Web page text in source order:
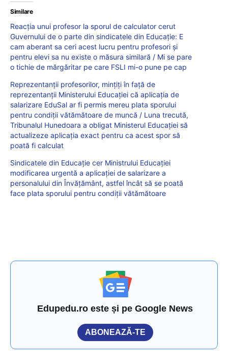
Similare
Reacția unui profesor la sporul de calculator cerut
Guvernului de o parte din sindicatele din Educație: E
cam aberant sa ceri acest lucru pentru profesori și
pentru elevi sa nu existe o măsura similară / Mi se pare
o tichie de mărgăritar pe care FSLI mi-o pune pe cap
Reprezentanții profesorilor, mințiți în față de
reprezentanții Ministerului Educației că aplicația de
salarizare EduSal ar fi permis mereu plata sporului
pentru condiţii vătămătoare de muncă / Luna trecută,
Tribunalul Hunedoara a obligat Ministerul Educației să
actualizeze aplicația exact pentru ca acest spor să
poată fi calculat
Sindicatele din Educație cer Ministrului Educației
modificarea urgentă a aplicației de salarizare a
personalului din Învățământ, astfel încât să se poată
face plata sporului pentru condiții vătămătoare
Edupedu.ro este și pe Google News
ABONEAZĂ-TE